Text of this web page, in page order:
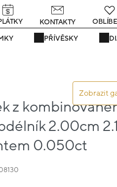
16s
PŘÍVĚSKY
KONTAKTY
Zobrazit
z
2.00cm
0.050ct